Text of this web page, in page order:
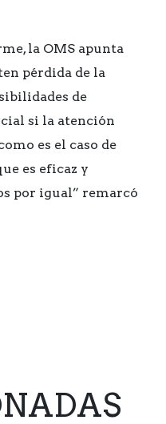
la OMS apunta
pérdida de la
de
si la atención
es el caso de
es eficaz y
por igual” remarcó